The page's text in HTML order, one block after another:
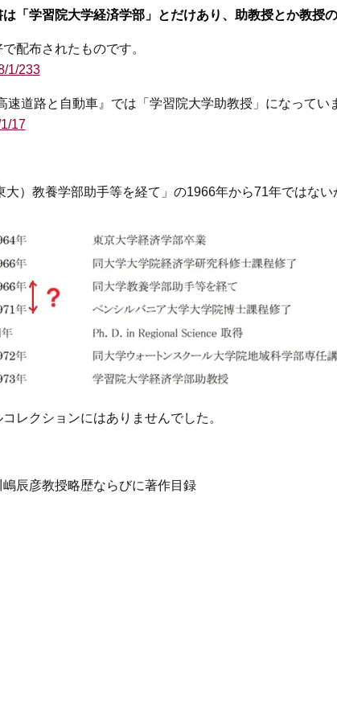
「学習院大学経済学部」とだけあり、助教授とか教授
配布されたものです。
1/233
道路と自動車』では「学習院大学助教授」になってい
17
）教養学部助手等を経て」の1966年から71年ではない
レクションにはありませんでした。
嶋辰彦教授略歴ならびに著作目録